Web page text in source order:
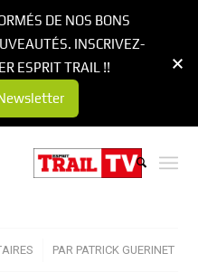
PAR PATRICK GUERINET
DE NOS BONS
INSCRIVEZ-
ESPRIT TRAIL !!